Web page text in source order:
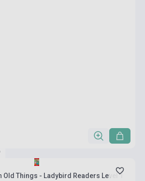
Old Things - Ladybird Readers Level 1